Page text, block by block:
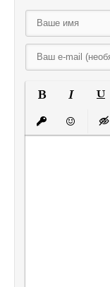
Вставить